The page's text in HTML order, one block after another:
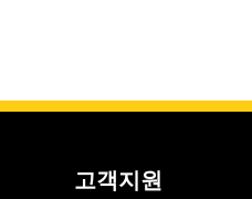
고객지원